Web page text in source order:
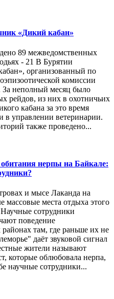
«Дикий кабан»
89 межведомственных
- 21 В Бурятии
организованный по
комиссии
За неполный месяц было
рейдов, из них в охотничьих
кабана за это время
в управлении ветеринарии.
также проведено...
нерпы на Байкале:
и мысе Лаканда на
массовые места отдыха этого
сотрудники
поведение
там, где раньше их не
даёт звуковой сигнал
жители называют
которые облюбовала нерпа,
научные сотрудники...